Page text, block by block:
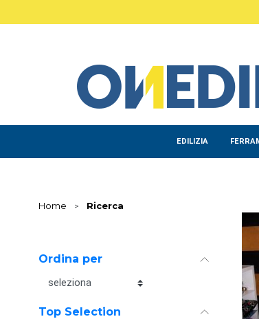
EDILIZIA
Home > Ricerca
Ordina per
Ordina per
Top Selection